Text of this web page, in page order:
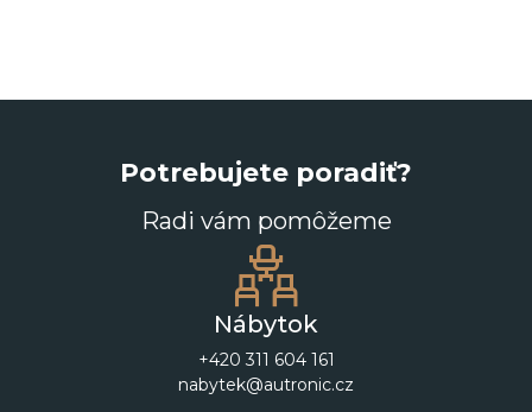
Potrebujete poradiť?
Radi vám pomôžeme
Nábytok
+420 311 604 161
nabytek@autronic.cz